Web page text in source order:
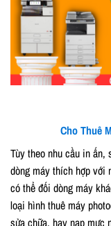
Cho Thuê
Tùy theo nhu cầu in ấn,
dòng máy thích hợp với
có thể đối dòng máy
loại hình thuê máy
sửa chữa, hay nạp mực